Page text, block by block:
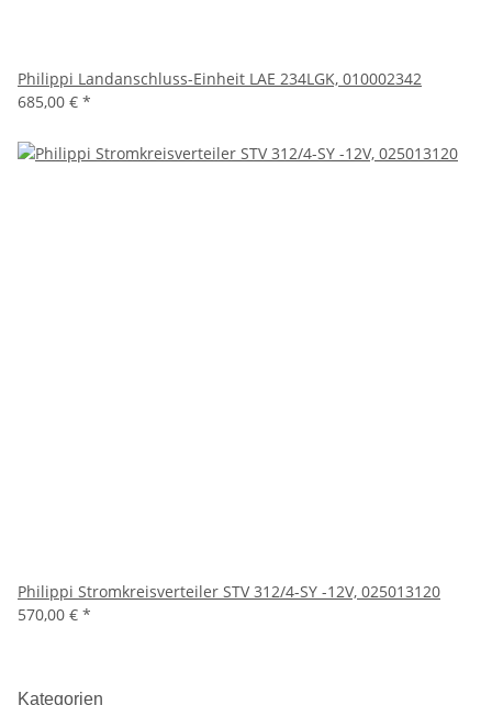
Philippi Landanschluss-Einheit LAE 234LGK, 010002342
685,00 € *
Philippi Stromkreisverteiler STV 312/4-SY -12V, 025013120
570,00 € *
Kategorien